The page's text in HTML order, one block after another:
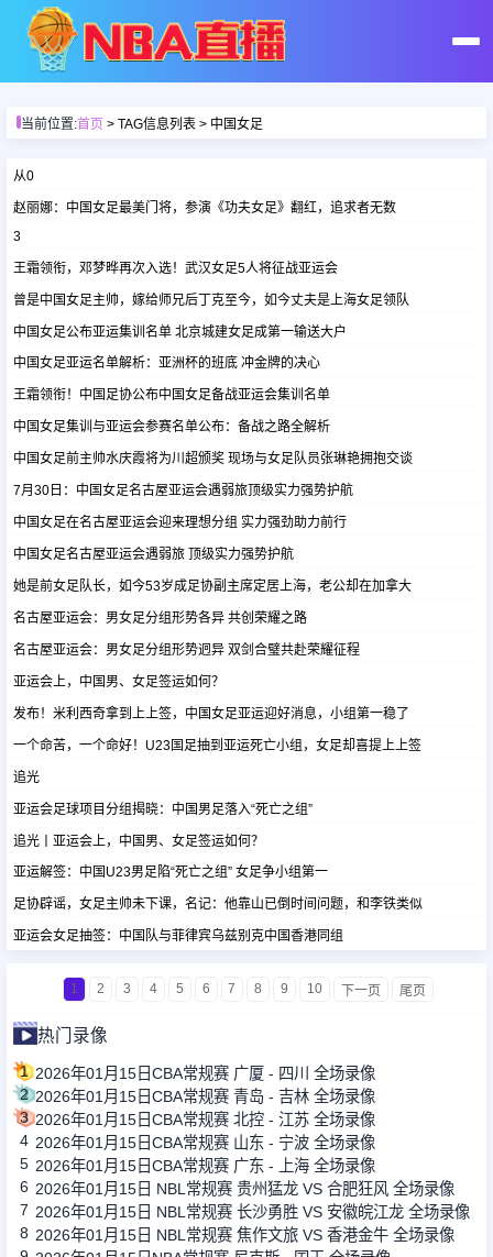
首页
足球直播
足球录像
篮球录像
足球集锦
篮球集锦
足球新闻
篮球新闻
当前位置:首页 > TAG信息列表 > 中国女足
从0
赵丽娜：中国女足最美门将，参演《功夫女足》翻红，追求者无数
3
王霜领衔，邓梦晔再次入选！武汉女足5人将征战亚运会
曾是中国女足主帅，嫁给师兄后丁克至今，如今丈夫是上海女足领队
中国女足公布亚运集训名单 北京城建女足成第一输送大户
中国女足亚运名单解析：亚洲杯的班底 冲金牌的决心
王霜领衔！中国足协公布中国女足备战亚运会集训名单
中国女足集训与亚运会参赛名单公布：备战之路全解析
中国女足前主帅水庆霞将为川超颁奖 现场与女足队员张琳艳拥抱交谈
7月30日：中国女足名古屋亚运会遇弱旅顶级实力强势护航
中国女足在名古屋亚运会迎来理想分组 实力强劲助力前行
中国女足名古屋亚运会遇弱旅 顶级实力强势护航
她是前女足队长，如今53岁成足协副主席定居上海，老公却在加拿大
名古屋亚运会：男女足分组形势各异 共创荣耀之路
名古屋亚运会：男女足分组形势迥异 双剑合璧共赴荣耀征程
亚运会上，中国男、女足签运如何？
发布！米利西奇拿到上上签，中国女足亚运迎好消息，小组第一稳了
一个命苦，一个命好！U23国足抽到亚运死亡小组，女足却喜提上上签
追光
亚运会足球项目分组揭晓：中国男足落入“死亡之组”
追光丨亚运会上，中国男、女足签运如何？
亚运解签：中国U23男足陷“死亡之组” 女足争小组第一
足协辟谣，女足主帅未下课，名记：他靠山已倒时间问题，和李铁类似
亚运会女足抽签：中国队与菲律宾乌兹别克中国香港同组
1 2 3 4 5 6 7 8 9 10 下一页 尾页
热门录像
1 2026年01月15日CBA常规赛 广厦 - 四川 全场录像
2 2026年01月15日CBA常规赛 青岛 - 吉林 全场录像
3 2026年01月15日CBA常规赛 北控 - 江苏 全场录像
4 2026年01月15日CBA常规赛 山东 - 宁波 全场录像
5 2026年01月15日CBA常规赛 广东 - 上海 全场录像
6 2026年01月15日 NBL常规赛 贵州猛龙 VS 合肥狂风 全场录像
7 2026年01月15日 NBL常规赛 长沙勇胜 VS 安徽皖江龙 全场录像
8 2026年01月15日 NBL常规赛 焦作文旅 VS 香港金牛 全场录像